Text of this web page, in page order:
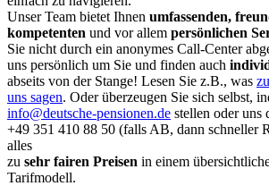
Unser Team bietet Ihnen umfassenden,
kompetenten und vor allem persönlichen
Sie nicht durch ein anonymes Call-Center
uns persönlich um Sie und finden auch
abseits von der Stange! Lesen Sie z.B., was
uns sagen. Oder überzeugen Sie sich selbst,
info@deutsche-pensionen.de stellen oder uns
+49 351 410 88 50 (falls AB, dann schneller
alles
zu sehr fairen Preisen in einem
Tarifmodell.